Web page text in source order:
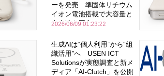
ーを発売 準固体リチウム
イオン電池搭載で大容量と
安全性を両立
2026/06/09 01:23:22
生成AIは“個人利用”から“組
織活用”へ USEN ICT
Solutionsが実態調査と新メ
ディア「AI-Clutch」を公開